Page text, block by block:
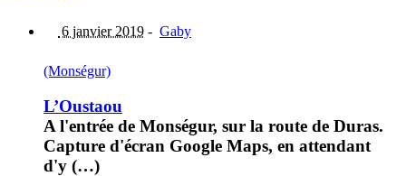
6 janvier 2019 - Gaby
(Monségur)
L’Oustaou
A l'entrée de Monségur, sur la route de Duras.
Capture d'écran Google Maps, en attendant
d'y (…)